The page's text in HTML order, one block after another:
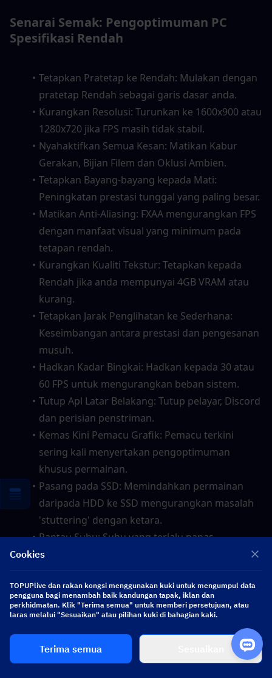
Senarai Semak: Pengoptimuman PC
Spesifikasi Rendah
Tetapkan Pratetap ke Rendah: Mulakan dengan
pratetap Rendah sebagai garis dasar anda.
Kurangkan Resolusi: Turunkan ke 1600x900 atau
1280x720 jika FPS masih tidak stabil.
Nyahaktifkan Semua Kesan: Matikan Kabur
Gerakan, Bijian Filem dan Oklusi Ambien.
Tetapkan Bayang-bayang kepada Mati:
Peningkatan prestasi tunggal yang paling besar.
Matikan Anti-Aliasing: FXAA mengurangkan FPS
dengan manfaat visual yang minimum pada
tetapan rendah.
Kurangkan Kualiti Tekstur: Tetapkan kepada
Rendah jika anda mempunyai 4GB VRAM atau
kurang.
Tetapkan Jarak Penglihatan ke Sederhana:
Keseimbangan antara prestasi dan pengesanan
musuh.
Hadkan Kadar Bingkai: Hadkan kepada 30 atau
60 FPS untuk mengurangkan beban sistem.
Tutup Apl Latar Belakang: Tutup pelayar, Discord
dan perisian penstriman.
Kemas Kini Pemacu Grafik: Pemacu terkini
sering kali menyertakan pengoptimuman
khusus permainan.
Pasang pada SSD: Memindahkan permainan
daripada HDD ke SSD mengurangkan masalah
'stuttering' dengan ketara.
Pantau Suhu: Suhu yang terlalu panas
menyebabkan pendikitan terma dan penurunan
FPS.
Perlukan kelengkapan yang lebih baik untuk
dipadankan dengan kadar bingkai baharu anda?
Tambah nilai Arena Breakout: Infinite di TOPUPlive
untuk mendapatkan Bond segera bagi membeli
Cookies
TOPUPlive dan rakan kongsi menggunakan kuki untuk mengumpul data
pengguna bagi menambah baik kandungan tapak, iklan dan
perkhidmatan. Klik "Terima semua" untuk memberi persetujuan, atau
laras melalui "Sesuaikan" atau pilihan kuki di bahagian kaki.
Terima semua